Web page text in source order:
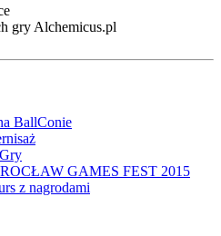
gry Alchemicus.pl
BallConie
GAMES FEST 2015
z nagrodami